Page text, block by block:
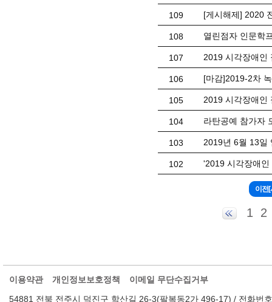
109 [게시해제] 2020
108 열린점자 인문학
107 2019 시각장애인
106 [마감]2019-2차
105 2019 시각장애인
104 라탄공예 참가자
103 2019년 6월 13일
102 '2019 시각장애
1 2
이용약관 개인정보보호정책
이메일 무단수집거부
54881 전북 전주시 덕진구 학산길 26-3(팔복동2가 496-17) / 전화